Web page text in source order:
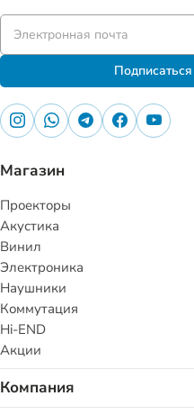
Подписаться
Магазин
Проекторы
Акустика
Винил
Электроника
Наушники
Коммутация
Hi-END
Акции
Компания